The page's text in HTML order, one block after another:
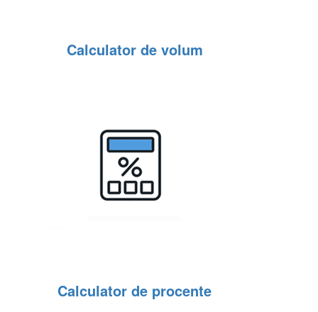
Calculator de volum
Calculator de procente